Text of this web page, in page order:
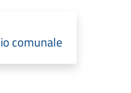
comunale